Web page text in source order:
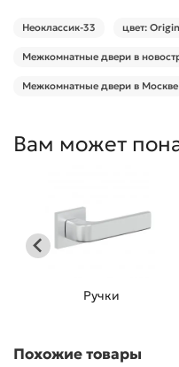
Неоклассик-33 цвет:
Межкомнатные двери в
Межкомнатные двери в Москве
Вам может
Ручки
Похожие товары